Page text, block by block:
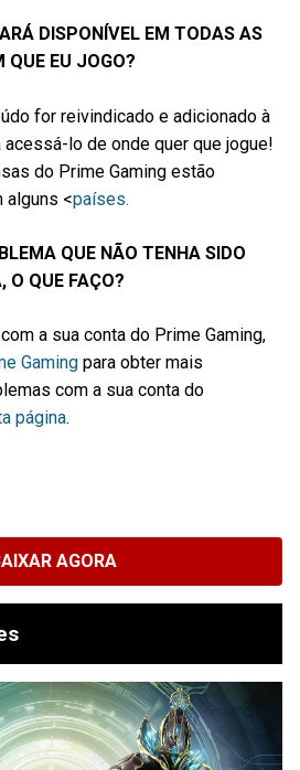
DISPONÍVEL EM TODAS AS
QUE EU JOGO?
for reivindicado e adicionado à
acessá-lo de onde quer que jogue!
do Prime Gaming estão
alguns <países.
QUE NÃO TENHA SIDO
O QUE FAÇO?
a sua conta do Prime Gaming,
Gaming para obter mais
com a sua conta do
página.
AGORA